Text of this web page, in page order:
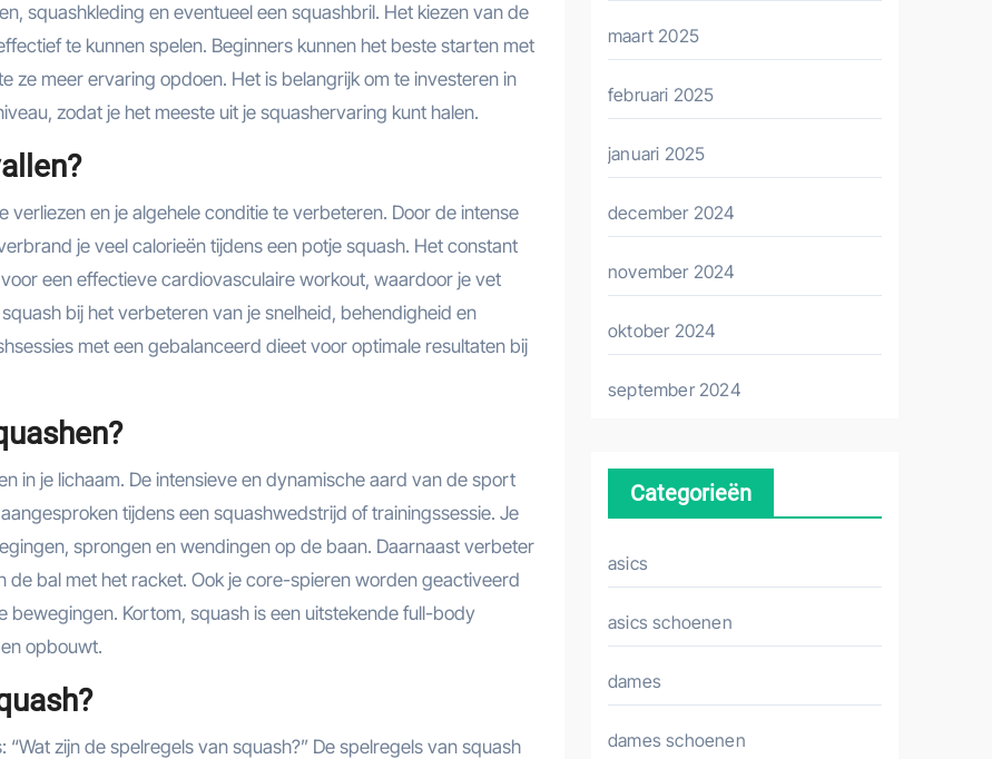
squashkleding en eventueel een squashbril. Het kiezen van de
te kunnen spelen. Beginners kunnen het beste starten met
ze meer ervaring opdoen. Het is belangrijk om te investeren in
zodat je het meeste uit je squashervaring kunt halen.
en je algehele conditie te verbeteren. Door de intense
je veel calorieën tijdens een potje squash. Het constant
een effectieve cardiovasculaire workout, waardoor je vet
bij het verbeteren van je snelheid, behendigheid en
met een gebalanceerd dieet voor optimale resultaten bij
in je lichaam. De intensieve en dynamische aard van de sport
tijdens een squashwedstrijd of trainingssessie. Je
sprongen en wendingen op de baan. Daarnaast verbeter
de bal met het racket. Ook je core-spieren worden geactiveerd
bewegingen. Kortom, squash is een uitstekende full-body
opbouwt.
zijn de spelregels van squash?” De spelregels van squash
maart 2025
februari 2025
januari 2025
december 2024
november 2024
oktober 2024
september 2024
Categorieën
asics
asics schoenen
dames
dames schoenen